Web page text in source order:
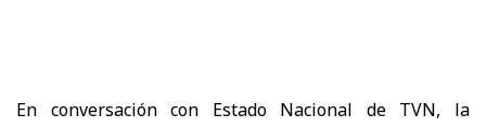
En conversación con Estado Nacional de TVN, la